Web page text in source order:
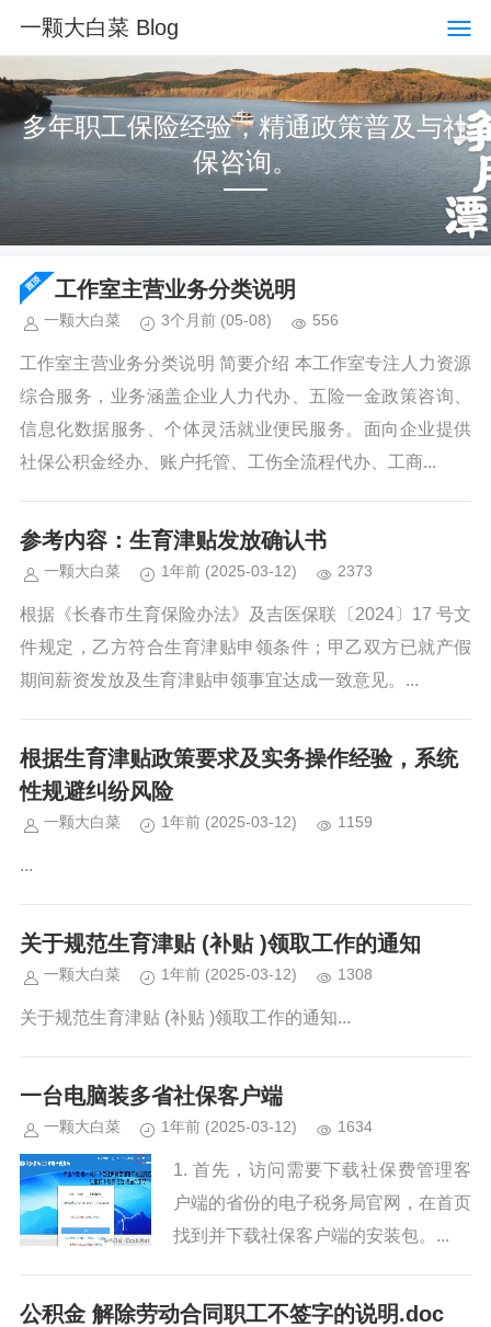
一颗大白菜 Blog
多年职工保险经验，精通政策普及与社
保咨询。
工作室主营业务分类说明
一颗大白菜 3个月前 (05-08) 556
工作室主营业务分类说明 简要介绍 本工作室专注人力资源
综合服务，业务涵盖企业人力代办、五险一金政策咨询、
信息化数据服务、个体灵活就业便民服务。面向企业提供
社保公积金经办、账户托管、工伤全流程代办、工商...
参考内容：生育津贴发放确认书
一颗大白菜 1年前 (2025-03-12) 2373
根据《长春市生育保险办法》及吉医保联〔2024〕17 号文
件规定，乙方符合生育津贴申领条件；甲乙双方已就产假
期间薪资发放及生育津贴申领事宜达成一致意见。...
根据生育津贴政策要求及实务操作经验，系统
性规避纠纷风险
一颗大白菜 1年前 (2025-03-12) 1159
...
关于规范生育津贴 (补贴 )领取工作的通知
一颗大白菜 1年前 (2025-03-12) 1308
关于规范生育津贴 (补贴 )领取工作的通知...
一台电脑装多省社保客户端
一颗大白菜 1年前 (2025-03-12) 1634
1. 首先，访问需要下载社保费管理客
户端的省份的电子税务局官网，在首页
找到并下载社保客户端的安装包。...
公积金 解除劳动合同职工不签字的说明.doc